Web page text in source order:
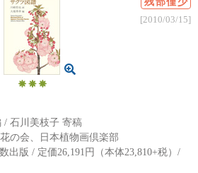
/ 石川美枝子 寄稿
の会、日本植物画倶楽部
出版 / 定価26,191円（本体23,810+税）/
[2010/03/15]